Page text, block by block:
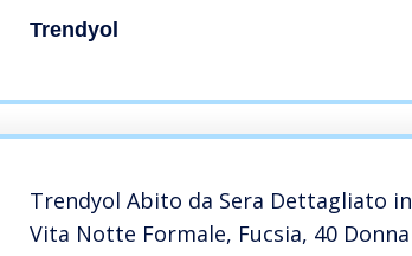
Trendyol
Trendyol Abito da Sera Dettagliato in
Vita Notte Formale, Fucsia, 40 Donna